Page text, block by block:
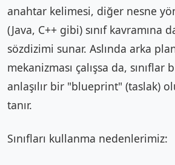
anahtar kelimesi, diğer nesne
(Java, C++ gibi) sınıf kavramına
sözdizimi sunar. Aslında arka
mekanizması çalışsa da, sınıflar
anlaşılır bir "blueprint" (taslak)
tanır.
Sınıfları kullanma nedenlerimiz: